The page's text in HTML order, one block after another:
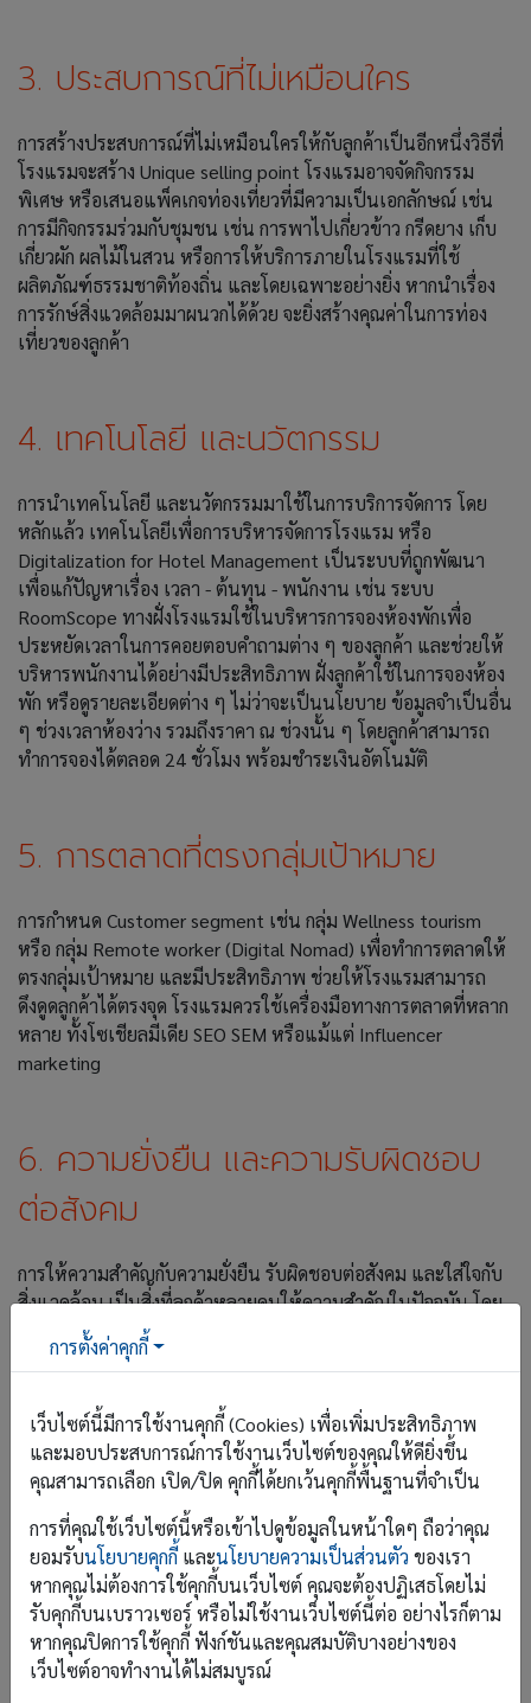
3. ประสบการณ์ที่ไม่เหมือนใคร
การสร้างประสบการณ์ที่ไม่เหมือนใครให้กับลูกค้าเป็นอีกหนึ่งวิธีที่
โรงแรมจะสร้าง Unique selling point โรงแรมอาจจัดกิจกรรม
พิเศษ หรือเสนอแพ็คเกจท่องเที่ยวที่มีความเป็นเอกลักษณ์ เช่น
การมีกิจกรรมร่วมกับชุมชน เช่น การพาไปเกี่ยวข้าว กรีดยาง เก็บ
เกี่ยวผัก ผลไม้ในสวน หรือการให้บริการภายในโรงแรมที่ใช้
ผลิตภัณฑ์ธรรมชาติท้องถิ่น และโดยเฉพาะอย่างยิ่ง หากนำเรื่อง
การรักษ์สิ่งแวดล้อมมาผนวกได้ด้วย จะยิ่งสร้างคุณค่าในการท่อง
เที่ยวของลูกค้า
4. เทคโนโลยี และนวัตกรรม
การนำเทคโนโลยี และนวัตกรรมมาใช้ในการบริการจัดการ โดย
หลักแล้ว เทคโนโลยีเพื่อการบริหารจัดการโรงแรม หรือ
Digitalization for Hotel Management เป็นระบบที่ถูกพัฒนา
เพื่อแก้ปัญหาเรื่อง เวลา - ต้นทุน - พนักงาน เช่น ระบบ
RoomScope ทางฝั่งโรงแรมใช้ในบริหารการจองห้องพักเพื่อ
ประหยัดเวลาในการคอยตอบคำถามต่าง ๆ ของลูกค้า และช่วยให้
บริหารพนักงานได้อย่างมีประสิทธิภาพ ฝั่งลูกค้าใช้ในการจองห้อง
พัก หรือดูรายละเอียดต่าง ๆ ไม่ว่าจะเป็นนโยบาย ข้อมูลจำเป็นอื่น
ๆ ช่วงเวลาห้องว่าง รวมถึงราคา ณ ช่วงนั้น ๆ โดยลูกค้าสามารถ
ทำการจองได้ตลอด 24 ชั่วโมง พร้อมชำระเงินอัตโนมัติ
5. การตลาดที่ตรงกลุ่มเป้าหมาย
การกำหนด Customer segment เช่น กลุ่ม Wellness tourism
หรือ กลุ่ม Remote worker (Digital Nomad) เพื่อทำการตลาดให้
ตรงกลุ่มเป้าหมาย และมีประสิทธิภาพ ช่วยให้โรงแรมสามารถ
ดึงดูดลูกค้าได้ตรงจุด โรงแรมควรใช้เครื่องมือทางการตลาดที่หลาก
หลาย ทั้งโซเชียลมีเดีย SEO SEM หรือแม้แต่ Influencer
marketing
6. ความยั่งยืน และความรับผิดชอบ
ต่อสังคม
การให้ความสำคัญกับความยั่งยืน รับผิดชอบต่อสังคม และใส่ใจกับ
สิ่งแวดล้อม เป็นสิ่งที่ลูกค้าหลายคนให้ความสำคัญในปัจจุบัน โดย
เฉพาะอย่างยิ่งกับชาวต่างชาติ โรงแรมสามารถดำเนินการตาม
หลักการเหล่านี้โดยการลดการใช้พลังงาน การลดของเสีย และการ
ลดการใช้พลาสติกแบบ Single used สิ่งเหล่านี้ไม่ใช่เทรนด์ แต่
เป็นสิ่งที่ต้องทำในปัจจุบัน เพราะเป็นสิ่งที่องค์กรทั่วโลกพยายาม
ขับเคลื่อนตามแนวทาง Sustainable Development Goals
7. การสร้างความสัมพันธ์กับลูกค้า
การสร้างความสัมพันธ์ที่ดี และยั่งยืนกับลูกค้าช่วยให้โรงแรม
สามารถรักษาลูกค้าเก่า ดึงดูดลูกค้าใหม่ได้ โรงแรมควรมีข้อมูลเพื่อ
ใช้สำหรับให้สิทธิประโยชน์พิเศษสำหรับลูกค้าที่กลับมาใช้บริการ
การตั้งค่าคุกกี้
เว็บไซต์นี้มีการใช้งานคุกกี้ (Cookies) เพื่อเพิ่มประสิทธิภาพ
และมอบประสบการณ์การใช้งานเว็บไซต์ของคุณให้ดียิ่งขึ้น
คุณสามารถเลือก เปิด/ปิด คุกกี้ได้ยกเว้นคุกกี้พื้นฐานที่จำเป็น
การที่คุณใช้เว็บไซต์นี้หรือเข้าไปดูข้อมูลในหน้าใดๆ ถือว่าคุณ
ยอมรับนโยบายคุกกี้และนโยบายความเป็นส่วนตัว ของเรา
หากคุณไม่ต้องการใช้คุกกี้บนเว็บไซต์ คุณจะต้องปฏิเสธโดยไม่
รับคุกกี้บนเบราวเซอร์ หรือไม่ใช้งานเว็บไซต์นี้ต่อ อย่างไรก็ตาม
หากคุณปิดการใช้คุกกี้ ฟังก์ชันและคุณสมบัติบางอย่างของ
เว็บไซต์อาจทำงานได้ไม่สมบูรณ์